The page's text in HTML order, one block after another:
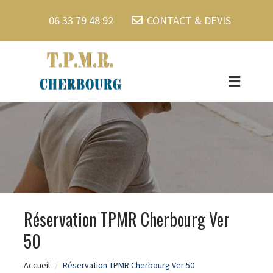
06 33 79 48 92 CONTACT & DEVIS
Réservation TPMR Cherbourg Ver
50
Accueil Réservation TPMR Cherbourg Ver 50